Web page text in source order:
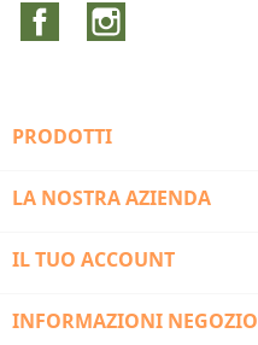
Facebook
PRODOTTI
LA NOSTRA AZIENDA
IL TUO ACCOUNT
INFORMAZIONI NEGOZIO